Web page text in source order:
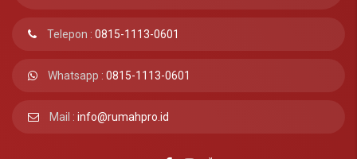
Telepon : 0815-1113-0601
Whatsapp : 0815-1113-0601
Mail : info@rumahpro.id